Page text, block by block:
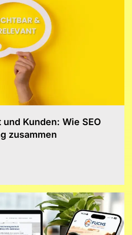
Kunden: Wie SEO
zusammen